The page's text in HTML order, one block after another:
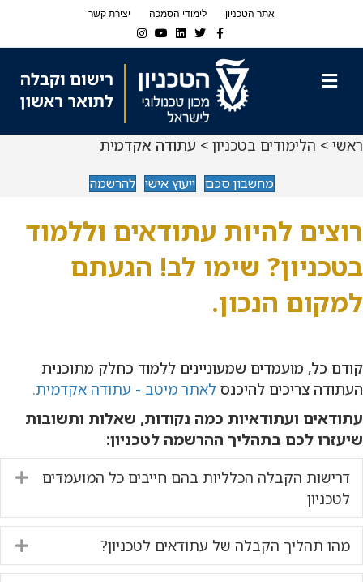
אתר הטכניון לימודי הסמכה
יצירת קשר
Facebook
Twitter
Linkedin
Youtube
Instagram
ראשי > הלימודים בטכניון > עתודה אקדמית
מחשבון סכם ייעוץ אישי להרשמה
רוצים להיות עתודאים וללמוד
בטכניון? שימו לב! הגעתם
למקום הנכון.
קודם כל, מועמדים שמעוניינים ללמוד כחלק מתוכנית
העתודה צריכים להיכנס לאתר מיטב - עתודה אקדמית.
עתודאים ועתודאיות כמה נקודות, שאלות ותשובות
שיעזרו לכם בתהליך ההרשמה לטכניון:
דרישות הקבלה הכלליות בהם חייבים כל המועמדים
לטכניון
מהו תהליך הקבלה של עתודאים לטכניון?